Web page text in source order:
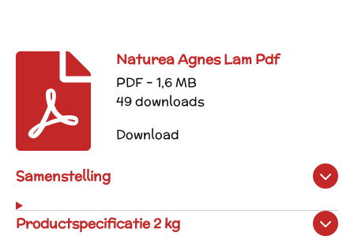
Naturea Agnes Lam Pdf
PDF – 1,6 MB
49 downloads
Download
Samenstelling
Productspecificatie 2 kg